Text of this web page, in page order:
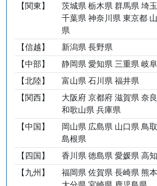
【関東】
茨城県 栃木県 群馬県 埼
千葉県 神奈川県 東京都
県
【信越】 新潟県 長野県
【中部】 静岡県 愛知県 三重県 岐
【北陸】 富山県 石川県 福井県
【関西】
大阪府 京都府 滋賀県 奈
和歌山県 兵庫県
【中国】
岡山県 広島県 山口県 鳥
島根県
【四国】 香川県 徳島県 愛媛県 高
【九州】
福岡県 佐賀県 長崎県 熊